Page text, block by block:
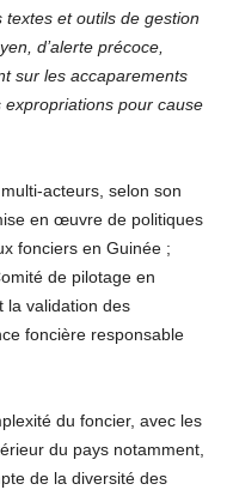
et outils de gestion
d’alerte précoce,
sur les accaparements
pour cause
acteurs, selon son
en œuvre de politiques
fonciers en Guinée ;
de pilotage en
la validation des
foncière responsable
du foncier, avec les
du pays notamment,
de la diversité des